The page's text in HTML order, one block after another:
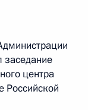
заседание
центра
Российской